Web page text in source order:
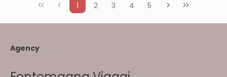
1 2 3 4 5
Agency